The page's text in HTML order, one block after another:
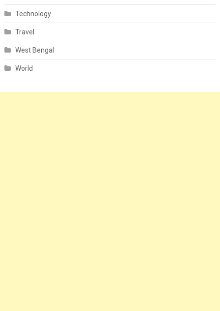
Technology
Travel
West Bengal
World